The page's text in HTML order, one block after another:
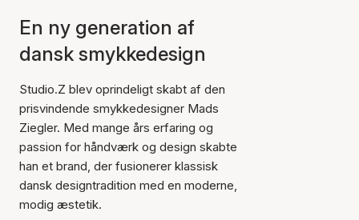
En ny generation af
dansk smykkedesign
Studio.Z blev oprindeligt skabt af den
prisvindende smykkedesigner Mads
Ziegler. Med mange års erfaring og
passion for håndværk og design skabte
han et brand, der fusionerer klassisk
dansk designtradition med en moderne,
modig æstetik.